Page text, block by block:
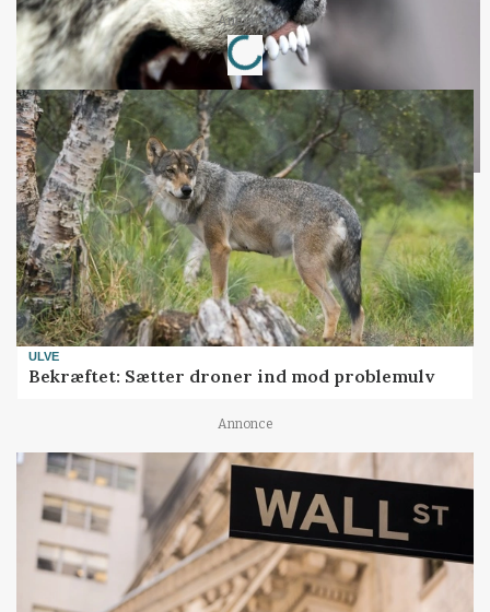
Annonce
Loading...
ULVE
Bekræftet: Sætter droner ind mod problemulv
Annonce